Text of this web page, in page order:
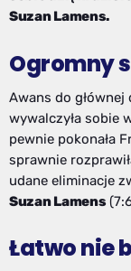
Suzan Lamens.
Ogromny
Awans do
wywalczyła sobie
pewnie pokonała
sprawnie
udane eliminacje
Suzan Lamens
Łatwo nie